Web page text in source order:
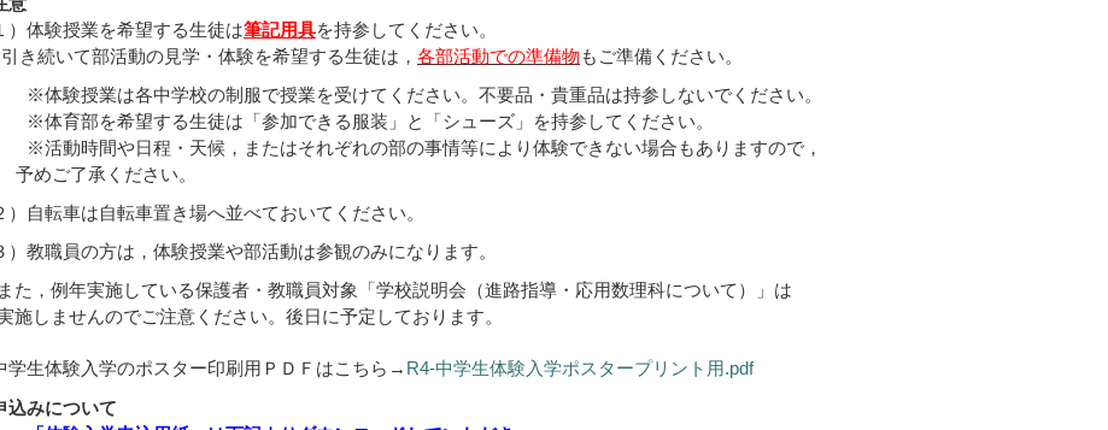
）体験授業を希望する生徒は筆記用具を持参してください。
続いて部活動の見学・体験を希望する生徒は， 各部活動での準備物 もご準備ください。
験授業は各中学校の制服で授業を受けてください。不要品・貴重品は持参しないでください。
育部を希望する生徒は「参加できる服装」と「シューズ」を持参してください。
動時間や日程・天候，またはそれぞれの部の事情等により体験できない場合もありますので，
ご了承ください。
）自転車は自転車置き場へ並べておいてください。
）教職員の方は，体験授業や部活動は参観のみになります。
，例年実施している保護者・教職員対象「学校説明会（進路指導・応用数理科について）」は
しませんのでご注意ください。後日に予定しております。
生体験入学のポスター印刷用ＰＤＦはこちら→ R4-中学生体験入学ポスタープリント用.pdf
みについて